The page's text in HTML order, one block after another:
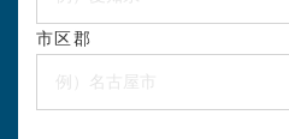
市区郡